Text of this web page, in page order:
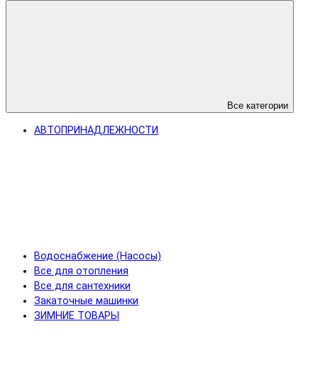
Все категории
АВТОПРИНАДЛЕЖНОСТИ
Водоснабжение (Насосы)
Все для отопления
Все для сантехники
Закаточные машинки
ЗИМНИЕ ТОВАРЫ